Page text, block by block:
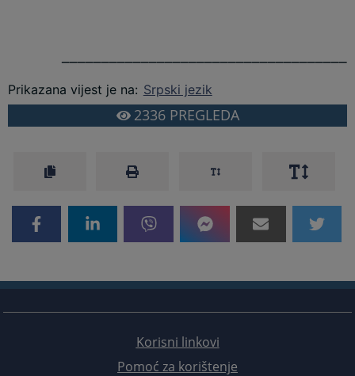
Prikazana vijest je na: Srpski jezik
2336PREGLEDA
Korisni linkovi
Pomoć za korištenje